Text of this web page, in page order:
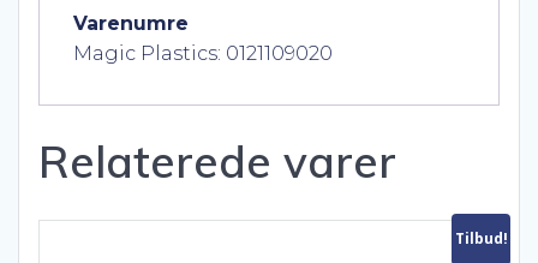
Varenumre
Magic Plastics: 0121109020
Relaterede varer
Tilbud!